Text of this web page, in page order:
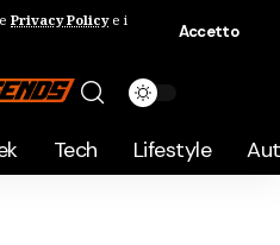
Privacy Policye i
Accetto
Tech Lifestyle